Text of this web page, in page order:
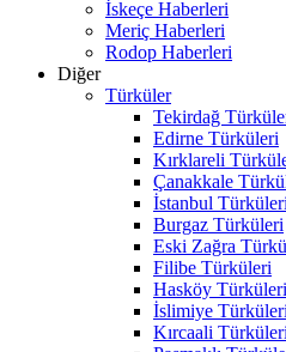
İskeçe Haberleri
Meriç Haberleri
Rodop Haberleri
Diğer
Türküler
Tekirdağ
Edirne Türküleri
Kırklareli
Çanakkale
İstanbul Türküleri
Burgaz Türküleri
Eski Zağra
Filibe Türküleri
Hasköy Türküleri
İslimiye Türküleri
Kırcaali Türküleri